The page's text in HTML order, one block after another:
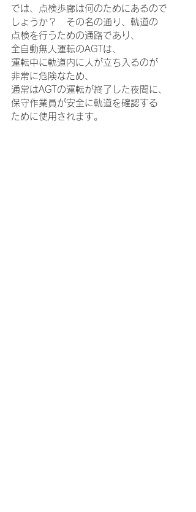
では、点検歩廊は何のためにあるので
しょうか？　その名の通り、軌道の
点検を行うための通路であり、
全自動無人運転のAGTは、
運転中に軌道内に人が立ち入るのが
非常に危険なため、
通常はAGTの運転が終了した夜間に、
保守作業員が安全に軌道を確認する
ために使用されます。